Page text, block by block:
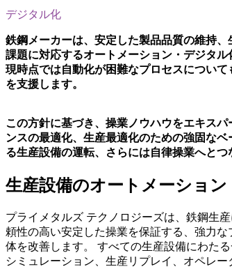
デジタル化
鉄鋼メーカーは、安定した製品品質の維持
課題に対応するオートメーション・デジタル
現時点では自動化が困難なプロセスについ
を支援します。
この方針に基づき、操業ノウハウをエキス
ンスの最適化、生産最適化のための強固なベ
る生産設備の運転、さらには自律操業へとつ
生産設備のオートメーション
プライメタルズ テクノロジーズは、鉄鋼生
頼性の高い安定した操業を保証する、強力
体を改善します。
すべての生産設備にわた
シミュレーション、生産リプレイ、オペレー